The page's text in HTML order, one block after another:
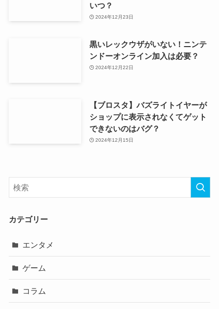
いつ？
2024年12月23日
黒いレックウザがいない！ニンテ
ンドーオンライン加入は必要？
2024年12月22日
【ブロスタ】バズライトイヤーが
ショップに表示されなくてゲット
できないのはバグ？
2024年12月15日
カテゴリー
エンタメ
ゲーム
コラム